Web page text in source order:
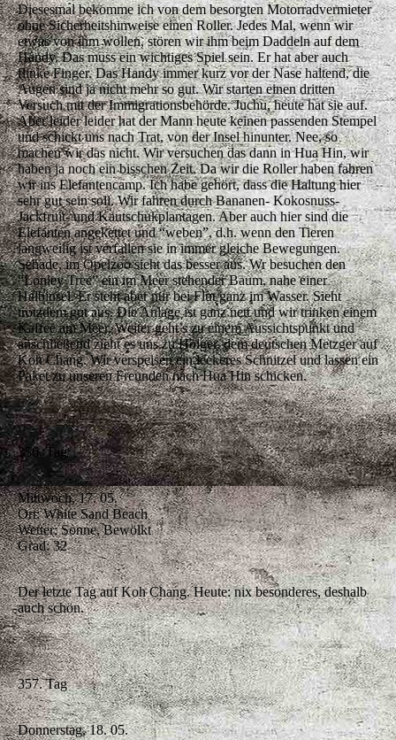
Diesesmal bekomme ich von dem besorgten Motorradvermieter
ohne Sicherheitshinweise einen Roller. Jedes Mal, wenn wir
etwas von ihm wollen, stören wir ihm beim Daddeln auf dem
Handy. Das muss ein wichtiges Spiel sein. Er hat aber auch
flinke Finger. Das Handy immer kurz vor der Nase haltend, die
Augen sind ja nicht mehr so gut. Wir starten einen dritten
Versuch mit der Immigrationsbehörde. Juchu, heute hat sie auf.
Aber leider leider hat der Mann heute keinen passenden Stempel
und schickt uns nach Trat, von der Insel hinunter. Nee, so
machen wir das nicht. Wir versuchen das dann in Hua Hin, wir
haben ja noch ein bisschen Zeit. Da wir die Roller haben fahren
wir ins Elefantencamp. Ich habe gehört, dass die Haltung hier
sehr gut sein soll. Wir fahren durch Bananen- Kokosnuss-
Jackfruit- und Kautschukplantagen. Aber auch hier sind die
Elefanten angekettet und “weben”, d.h. wenn den Tieren
langweilig ist verfallen sie in immer gleiche Bewegungen.
Schade, im Opelzoo sieht das besser aus. Wr besuchen den
“Lonley Tree” ein im Meer stehender Baum, nahe einer
Halbinsel. Er steht aber nur bei Flut ganz im Wasser. Sieht
trotzdem gut aus. Die Anlage ist ganz nett und wir trinken einem
Kaffee am Meer. Weiter geht’s zu einem Aussichtspunkt und
anschließend zieht es uns zu Holger, dem deutschen Metzger auf
Koh Chang. Wir verspeisen ein leckeres Schnitzel und lassen ein
Paket zu unseren Freunden nach Hua Hin schicken.
356. Tag
Mittwoch, 17. 05.
Ort: White Sand Beach
Wetter: Sonne, Bewölkt
Grad: 32
Der letzte Tag auf Koh Chang. Heute: nix besonderes, deshalb
auch schön.
357. Tag
Donnerstag, 18. 05.